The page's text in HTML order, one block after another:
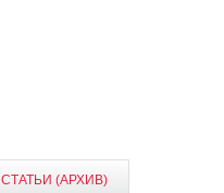
СТАТЬИ (АРХИВ)